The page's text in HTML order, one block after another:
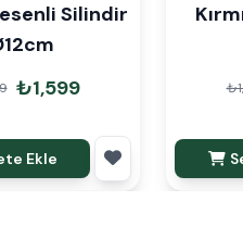
Silindir
₺1,599
Ekle